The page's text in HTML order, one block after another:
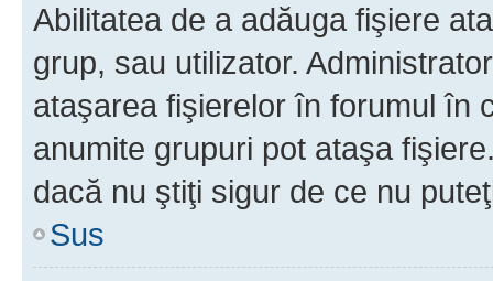
Abilitatea de a adăuga fişiere
grup, sau utilizator.
ataşarea fişierelor în forumul în
anumite grupuri pot ataşa
dacă nu ştiţi sigur de ce nu
Sus